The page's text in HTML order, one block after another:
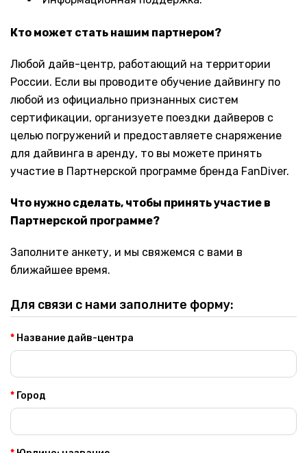
Кто может стать нашим партнером?
Любой дайв-центр, работающий на территории
России. Если вы проводите обучение дайвингу по
любой из официально признанных систем
сертификации, организуете поездки дайверов с
целью погружений и предоставляете снаряжение
для дайвинга в аренду, то вы можете принять
участие в Партнерской программе бренда FanDiver.
Что нужно сделать, чтобы принять участие в
Партнерской программе?
Заполните анкету, и мы свяжемся с вами в
ближайшее время.
Для связи с нами заполните форму:
Название дайв-центра
Город